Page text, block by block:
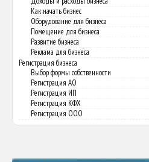
Как начать бизнес
Оборудование для бизнеса
Помещение для бизнеса
Развитие бизнеса
Реклама для бизнеса
Регистрация бизнеса
Выбор формы собственности
Регистрация АО
Регистрация ИП
Регистрация КФХ
Регистрация ООО